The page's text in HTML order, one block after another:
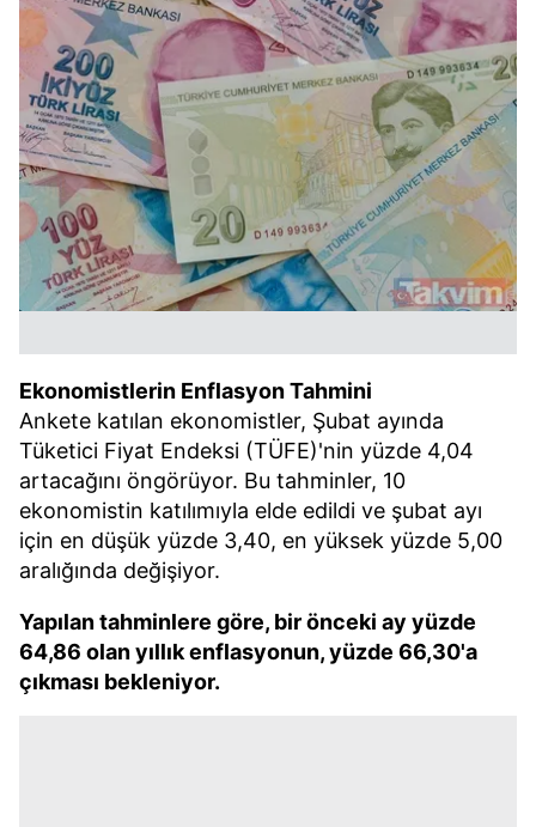
Ekonomistlerin Enflasyon Tahmini
Ankete katılan ekonomistler, Şubat ayında
Tüketici Fiyat Endeksi (TÜFE)'nin yüzde 4,04
artacağını öngörüyor. Bu tahminler, 10
ekonomistin katılımıyla elde edildi ve şubat ayı
için en düşük yüzde 3,40, en yüksek yüzde 5,00
aralığında değişiyor.
Yapılan tahminlere göre, bir önceki ay yüzde
64,86 olan yıllık enflasyonun, yüzde 66,30'a
çıkması bekleniyor.